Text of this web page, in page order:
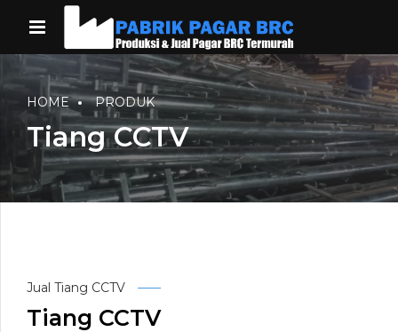
HOME PRODUK
Tiang CCTV
Jual Tiang CCTV
Tiang CCTV